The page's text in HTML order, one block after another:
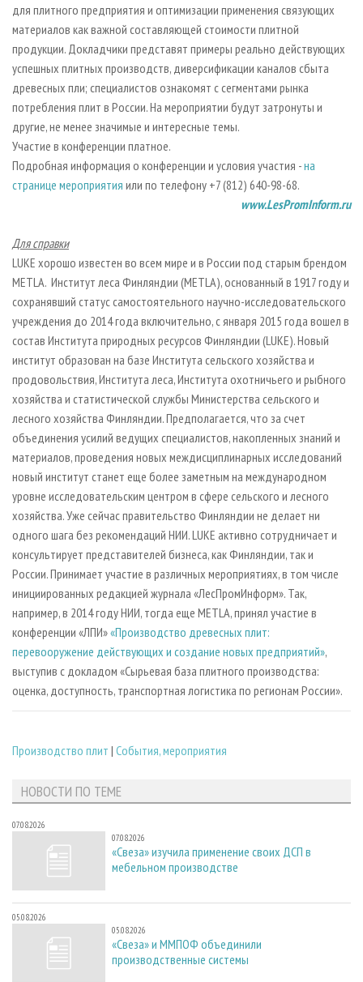
для плитного предприятия и оптимизации применения связующих
материалов как важной составляющей стоимости плитной
продукции. Докладчики представят примеры реально действующих
успешных плитных производств, диверсификации каналов сбыта
древесных пли; специалистов ознакомят с сегментами рынка
потребления плит в России. На мероприятии будут затронуты и
другие, не менее значимые и интересные темы.
Участие в конференции платное.
Подробная информация о конференции и условия участия -на
странице мероприятия или по телефону +7 (812) 640-98-68.
www.LesPromInform.ru
Для справки
LUKE хорошо известен во всем мире и в России под старым брендом
METLA. Институт леса Финляндии (METLA), основанный в 1917 году и
сохранявший статус самостоятельного научно-исследовательского
учреждения до 2014 года включительно, с января 2015 года вошел в
состав Института природных ресурсов Финляндии (LUKE). Новый
институт образован на базе Института сельского хозяйства и
продовольствия, Института леса, Института охотничьего и рыбного
хозяйства и статистической службы Министерства сельского и
лесного хозяйства Финляндии. Предполагается, что за счет
объединения усилий ведущих специалистов, накопленных знаний и
материалов, проведения новых междисциплинарных исследований
новый институт станет еще более заметным на международном
уровне исследовательским центром в сфере сельского и лесного
хозяйства. Уже сейчас правительство Финляндии не делает ни
одного шага без рекомендаций НИИ. LUKE активно сотрудничает и
консультирует представителей бизнеса, как Финляндии, так и
России. Принимает участие в различных мероприятиях, в том числе
инициированных редакцией журнала «ЛесПромИнформ». Так,
например, в 2014 году НИИ, тогда еще METLA, принял участие в
конференции «ЛПИ»«Производство древесных плит:
перевооружение действующих и создание новых предприятий»,
выступив с докладом «Сырьевая база плитного производства:
оценка, доступность, транспортная логистика по регионам России».
Производство плит | События, мероприятия
НОВОСТИ ПО ТЕМЕ
07.08.2026
07.08.2026
«Свеза» изучила применение своих ДСП в
мебельном производстве
05.08.2026
05.08.2026
«Свеза» и ММПОФ объединили
производственные системы